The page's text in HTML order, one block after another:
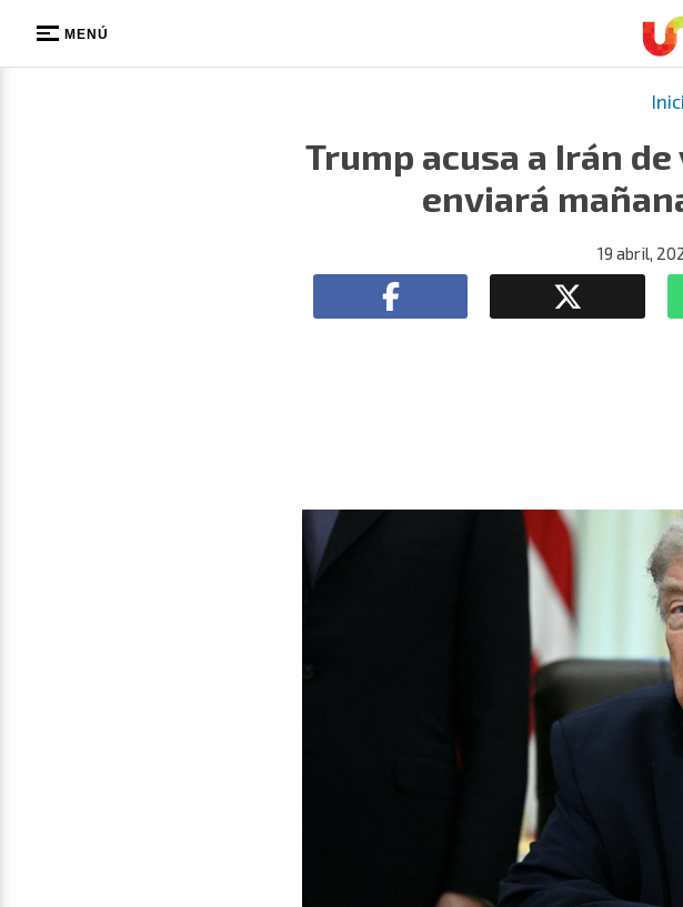
MENÚ
Trump acusa a Irán
enviará
19 abril,